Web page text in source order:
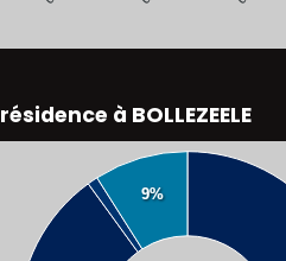
à BOLLEZEELE
9%